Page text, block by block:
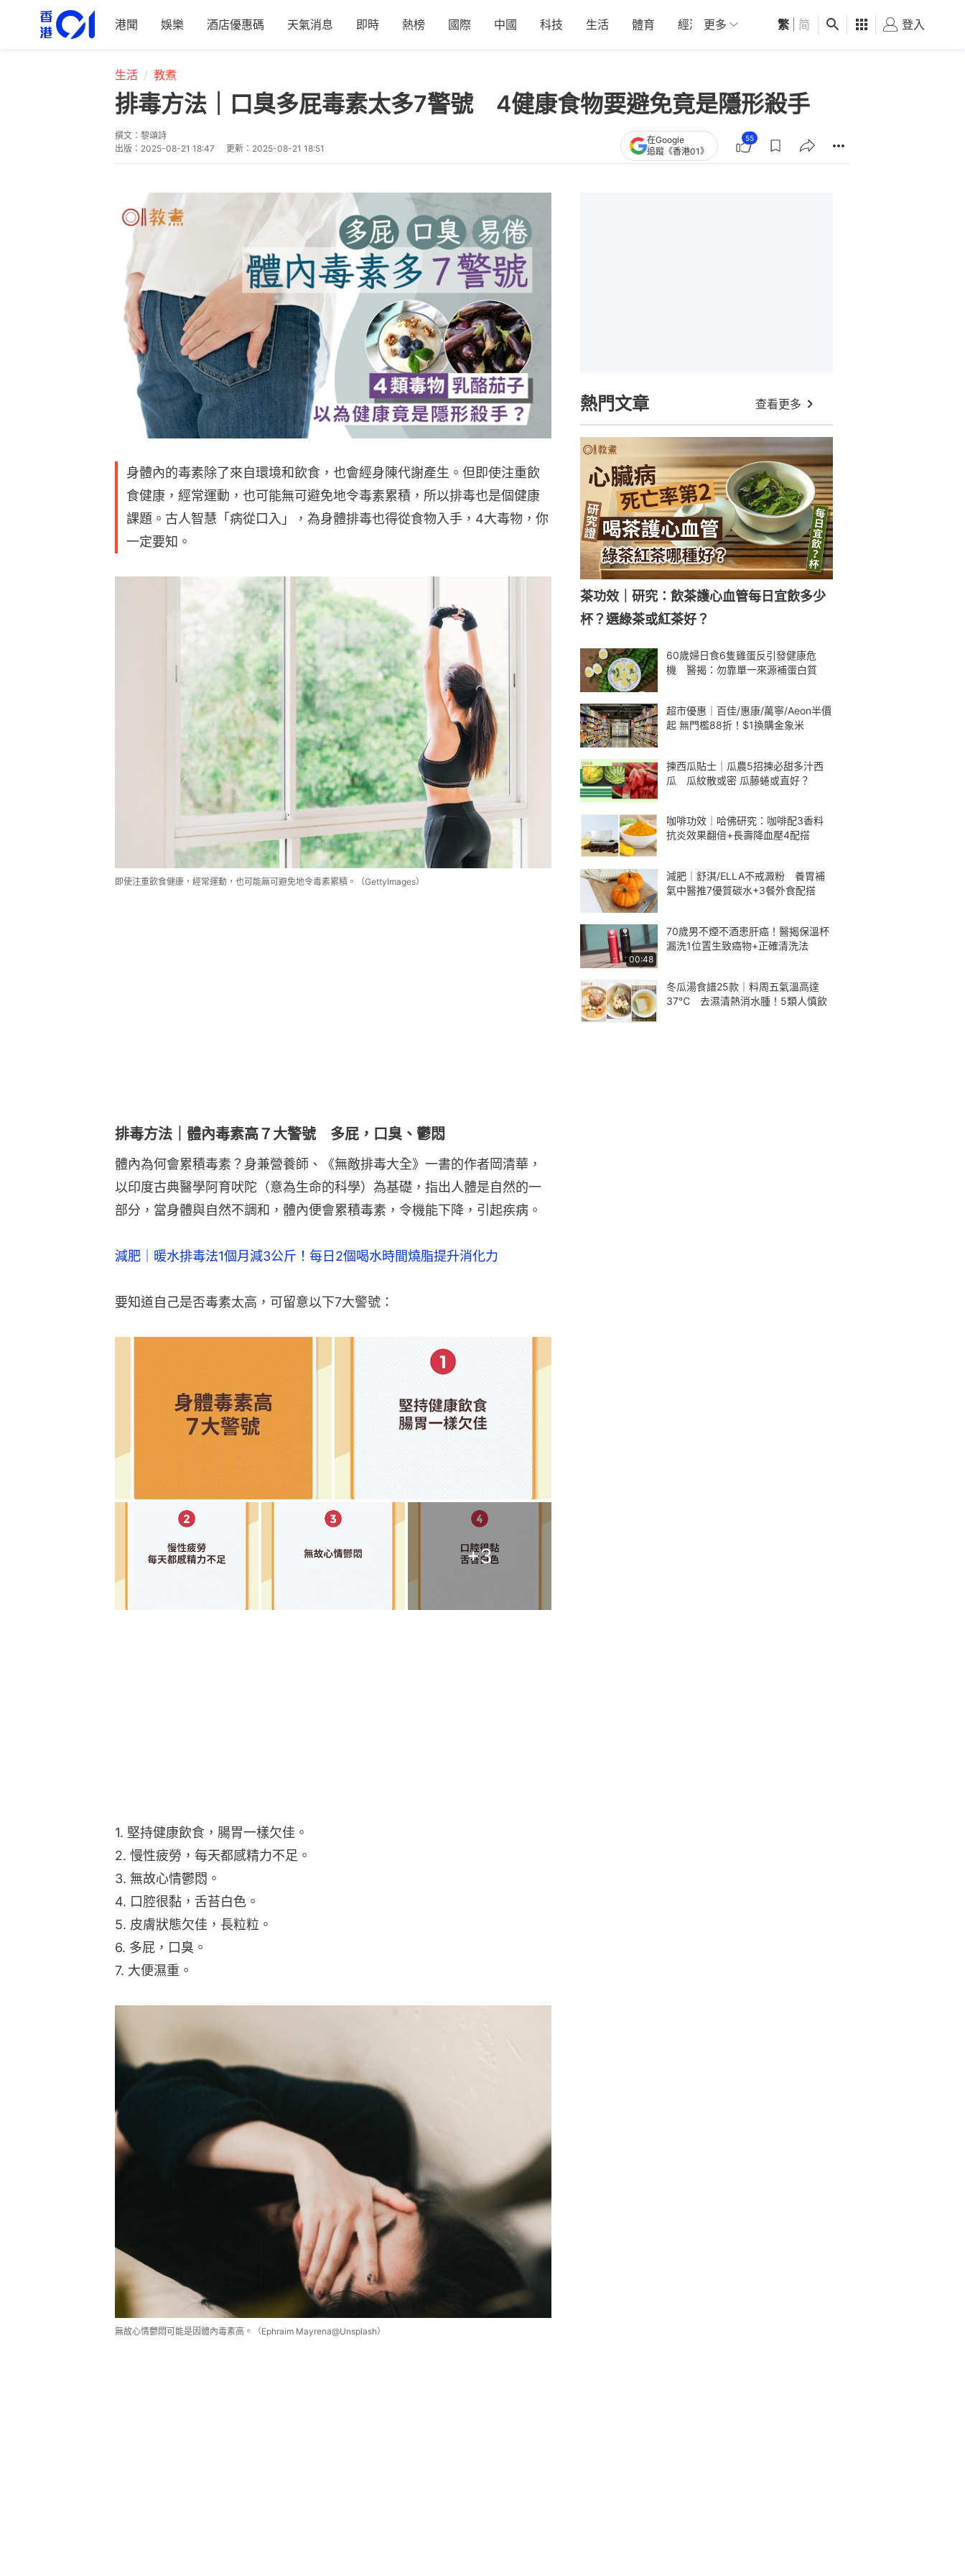
港聞 娛樂 酒店優惠碼 天氣消息 即時 熱榜 國際 中國 科技 生活 體育 經濟 01深圳 觀點 健康 好食玩飛
更多 繁 简 登入
生活 教煮
排毒方法｜口臭多屁毒素太多7警號 4健康食物要避免竟是隱形殺手
撰文： 黎頌詩
出版： 2025-08-21 18:47 更新： 2025-08-21 18:51
在Google
追蹤《香港01》
55
身體內的毒素除了來自環境和飲食，也會經身陳代謝產生。但即使注重飲
食健康，經常運動，也可能無可避免地令毒素累積，所以排毒也是個健康
課題。古人智慧「病從口入」，為身體排毒也得從食物入手，4大毒物，你
一定要知。
即使注重飲食健康，經常運動，也可能無可避免地令毒素累積。（GettyImages）
排毒方法｜體內毒素高７大警號 多屁，口臭、鬱悶
體內為何會累積毒素？身兼營養師、《無敵排毒大全》一書的作者岡清華，
以印度古典醫學阿育吠陀（意為生命的科學）為基礎，指出人體是自然的一
部分，當身體與自然不調和，體內便會累積毒素，令機能下降，引起疾病。
減肥｜暖水排毒法1個月減3公斤！每日2個喝水時間燒脂提升消化力
要知道自己是否毒素太高，可留意以下7大警號：
+3
1. 堅持健康飲食，腸胃一樣欠佳。
2. 慢性疲勞，每天都感精力不足。
3. 無故心情鬱悶。
4. 口腔很黏，舌苔白色。
5. 皮膚狀態欠佳，長粒粒。
6. 多屁，口臭。
7. 大便濕重。
無故心情鬱悶可能是因體內毒素高。（Ephraim Mayrena@Unsplash）
熱門文章 查看更多
茶功效｜研究：飲茶護心血管每日宜飲多少
杯？選綠茶或紅茶好？
60歲婦日食6隻雞蛋反引發健康危
機 醫揭：勿靠單一來源補蛋白質
超市優惠｜百佳/惠康/萬寧/Aeon半價
起 無門檻88折！$1換購金象米
揀西瓜貼士｜瓜農5招揀必甜多汁西
瓜 瓜紋散或密 瓜藤蜷或直好？
咖啡功效｜哈佛研究：咖啡配3香料
抗炎效果翻倍+長壽降血壓4配搭
減肥｜舒淇/ELLA不戒澱粉 養胃補
氣中醫推7優質碳水+3餐外食配搭
00:48
70歲男不煙不酒患肝癌！醫揭保溫杯
漏洗1位置生致癌物+正確清洗法
冬瓜湯食譜25款｜料周五氣溫高達
37℃ 去濕清熱消水腫！5類人慎飲